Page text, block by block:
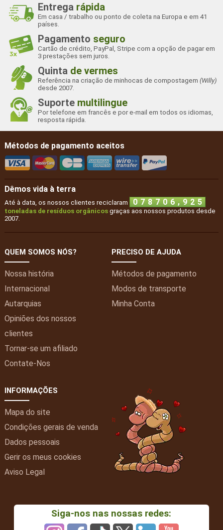
Entrega rápida
Em casa / trabalho ou ponto de coleta na Europa e em 41
países.
Pagamento seguro
Cartão de crédito, PayPal, Stripe com a opção de pagar em
3 prestações sem juros.
Quinta de vermes
Referência na criação de minhocas de compostagem(Willy)
desde 2007.
Suporte multilingue
Por telefone em francês e por e-mail em todos os idiomas,
resposta rápida.
Métodos de pagamento aceitos
Dêmos vida à terra
Até à data, os nossos clientes reciclaram 0 7 8 7 0 6 , 9 2 5
toneladas de resíduos orgânicosgraças aos nossos produtos desde
2007.
QUEM SOMOS NÓS?
Nossa história
Internacional
Autarquias
Opiniões dos nossos
clientes
Tornar-se um afiliado
Contate-Nos
PRECISO DE AJUDA
Métodos de pagamento
Modos de transporte
Minha Conta
INFORMAÇÕES
Mapa do site
Condições gerais de venda
Dados pessoais
Gerir os meus cookies
Aviso Legal
Siga-nos nas nossas redes: